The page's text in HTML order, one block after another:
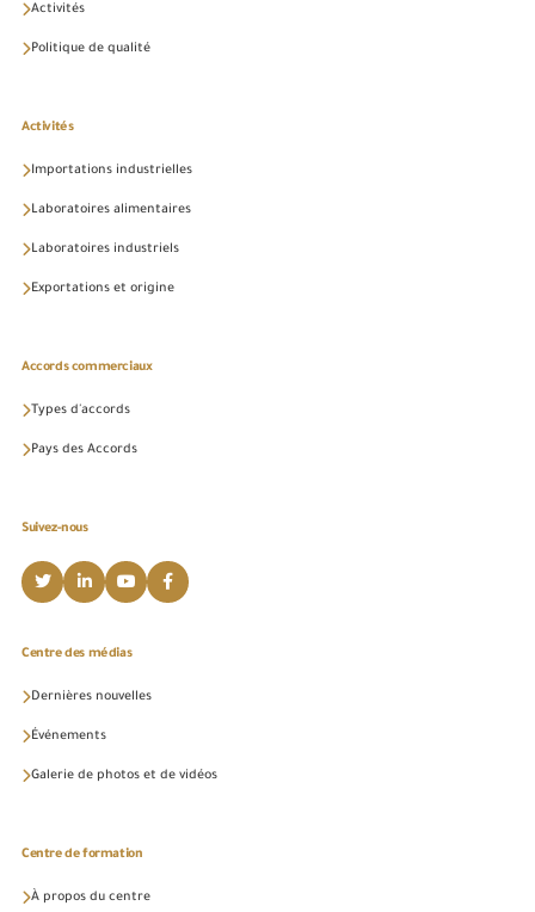
Activités
Politique de qualité
Activités
Importations industrielles
Laboratoires alimentaires
Laboratoires industriels
Exportations et origine
Accords commerciaux
Types d'accords
Pays des Accords
Suivez-nous
Centre des médias
Dernières nouvelles
Événements
Galerie de photos et de vidéos
Centre de formation
À propos du centre